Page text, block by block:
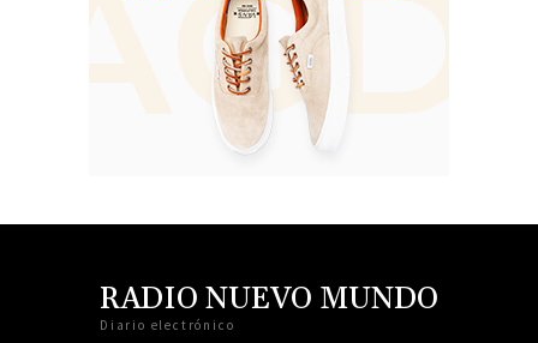
RADIO NUEVO MUNDO
Diario electrónico